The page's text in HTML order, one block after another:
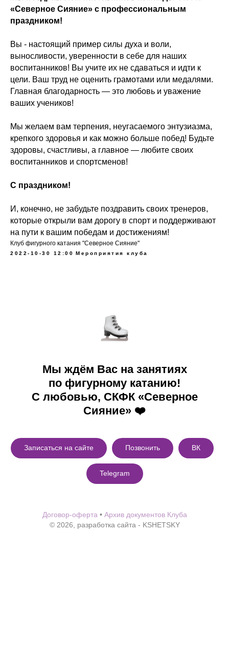
«Северное Сияние» с профессиональным
праздником!
Вы - настоящий пример силы духа и воли,
выносливости, уверенности в себе для наших
воспитанников! Вы учите их не сдаваться и идти к
цели. Ваш труд не оценить грамотами или медалями.
Главная благодарность — это любовь и уважение
ваших учеников!
Мы желаем вам терпения, неугасаемого энтузиазма,
крепкого здоровья и как можно больше побед! Будьте
здоровы, счастливы, а главное — любите своих
воспитанников и спортсменов!
С праздником!
И, конечно, не забудьте поздравить своих тренеров,
которые открыли вам дорогу в спорт и поддерживают
на пути к вашим победам и достижениям!
Клуб фигурного катания "Северное Сияние"
2022-10-30 12:00 Мероприятия клуба
Мы ждём Вас на занятиях
по фигурному катанию!
С любовью, СКФК «Северное
Сияние» ❤️
Записаться на сайте Позвонить ВК
Telegram
Договор-оферта • Архив документов Клуба
© 2026, разработка сайта - KSHETSKY